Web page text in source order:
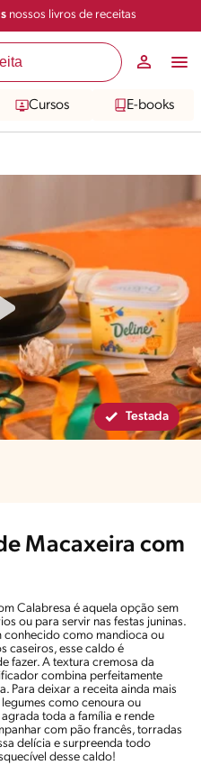
nossos livros de receitas
Cursos E-books
Compartilhar
Testada
Macaxeira com
Calabresa é aquela opção sem
ou para servir nas festas juninas.
conhecido como mandioca ou
caseiros, esse caldo é
fazer. A textura cremosa da
combina perfeitamente
Para deixar a receita ainda mais
como cenoura ou
toda a família e rende
com pão francês, torradas
delícia e surpreenda todo
desse caldo!